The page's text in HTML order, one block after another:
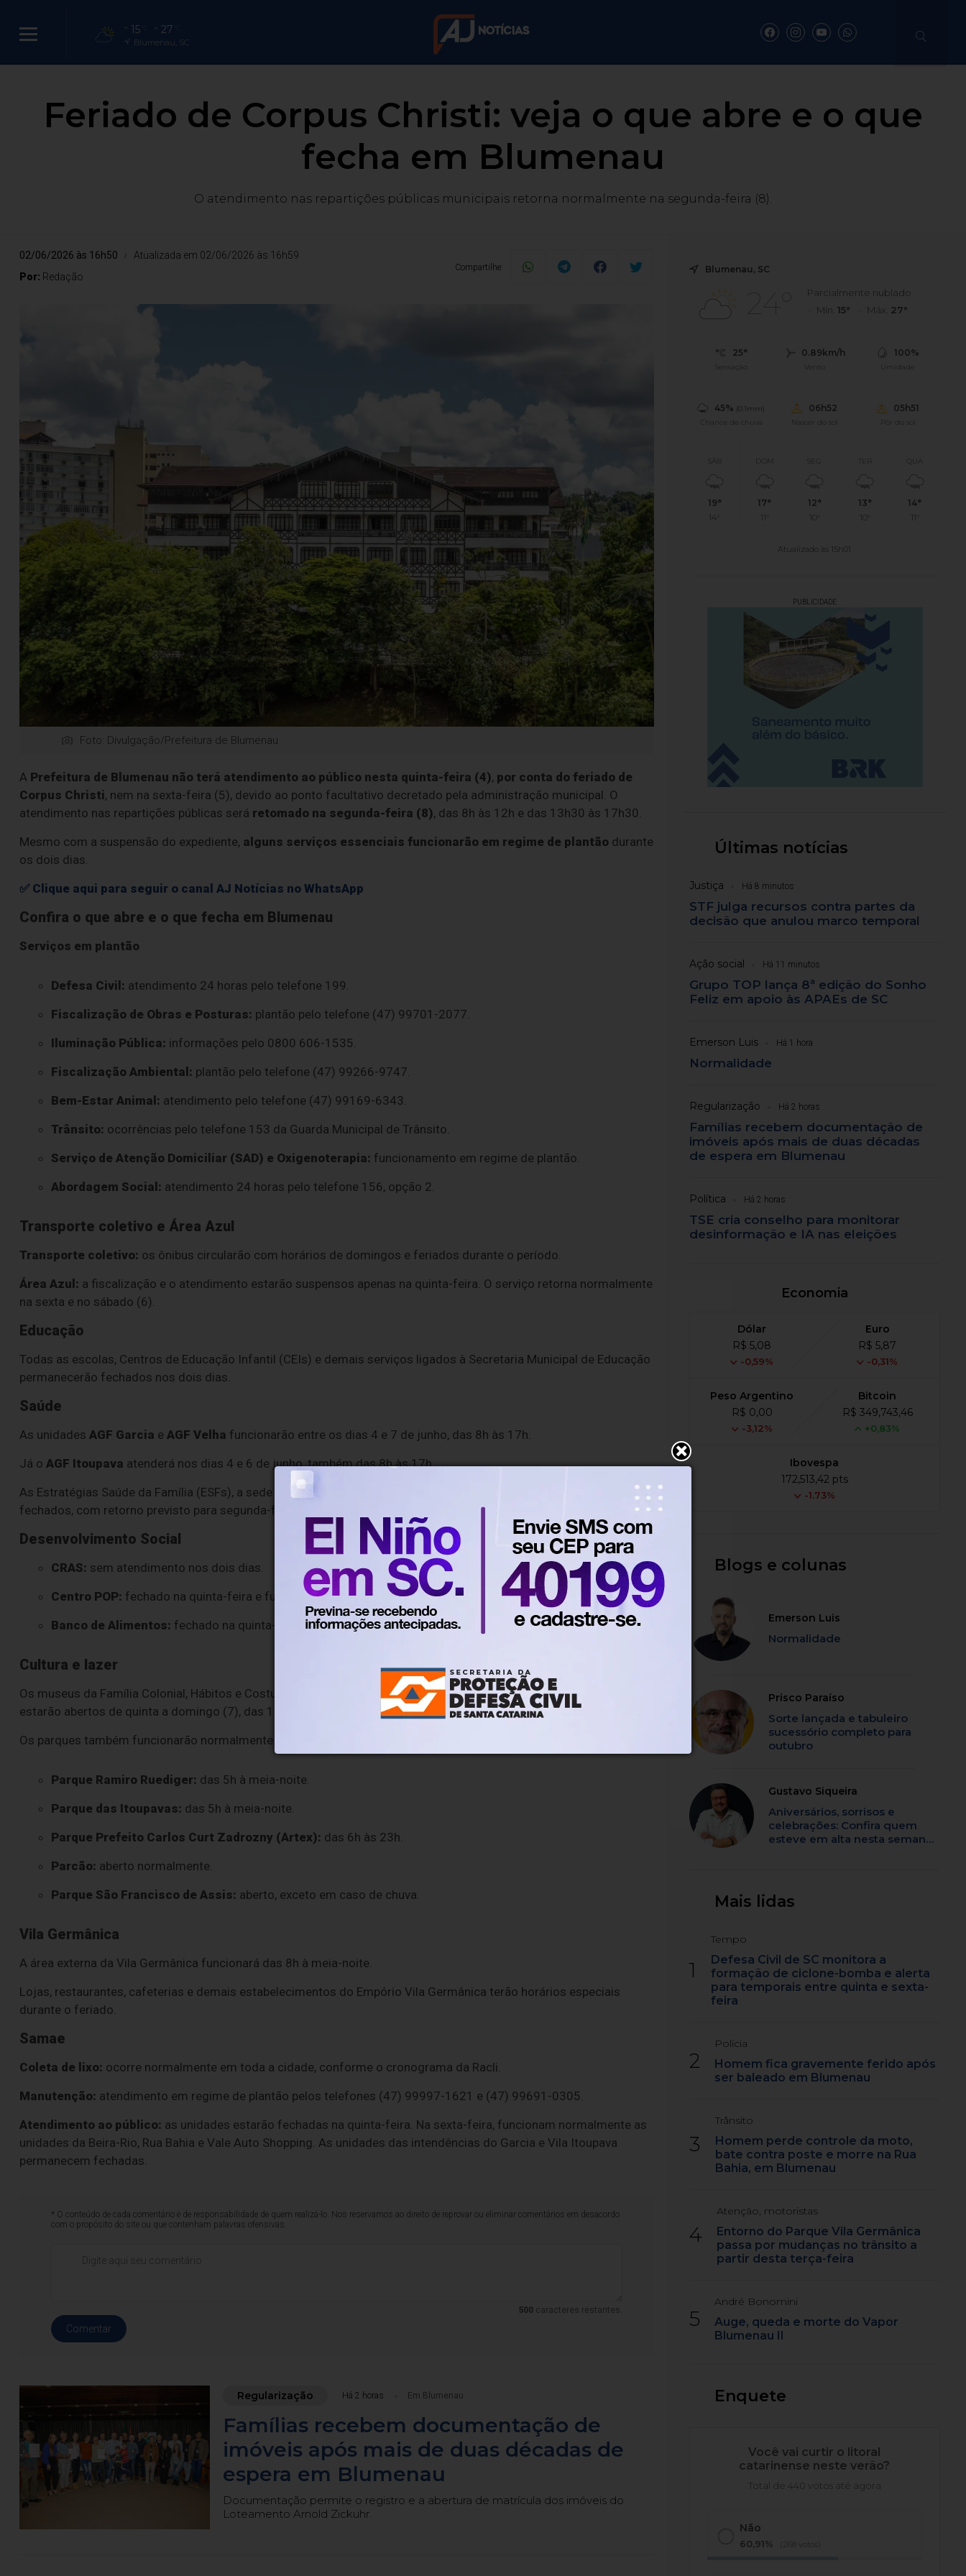
15 27
Blumenau, SC
Feriado de Corpus Christi: veja o que abre e o que
fecha em Blumenau
O atendimento nas repartições públicas municipais retorna normalmente na segunda-feira (8).
02/06/2026 às 16h50
Atualizada em 02/06/2026 às 16h59
Por: Redação
Compartilhe:
Foto: Divulgação/Prefeitura de Blumenau
A Prefeitura de Blumenau não terá atendimento ao público nesta quinta-feira (4), por conta do feriado de
Corpus Christi, nem na sexta-feira (5), devido ao ponto facultativo decretado pela administração municipal. O
atendimento nas repartições públicas será retomado na segunda-feira (8), das 8h às 12h e das 13h30 às 17h30.
Mesmo com a suspensão do expediente, alguns serviços essenciais funcionarão em regime de plantão durante
os dois dias.
✅ Clique aqui para seguir o canal AJ Notícias no WhatsApp
Confira o que abre e o que fecha em Blumenau
Serviços em plantão
Defesa Civil: atendimento 24 horas pelo telefone 199.
Fiscalização de Obras e Posturas: plantão pelo telefone (47) 99701-2077.
Iluminação Pública: informações pelo 0800 606-1535.
Fiscalização Ambiental: plantão pelo telefone (47) 99266-9747.
Bem-Estar Animal: atendimento pelo telefone (47) 99169-6343.
Trânsito: ocorrências pelo telefone 153 da Guarda Municipal de Trânsito.
Serviço de Atenção Domiciliar (SAD) e Oxigenoterapia: funcionamento em regime de plantão.
Abordagem Social: atendimento 24 horas pelo telefone 156, opção 2.
Transporte coletivo e Área Azul
Transporte coletivo: os ônibus circularão com horários de domingos e feriados durante o período.
Área Azul: a fiscalização e o atendimento estarão suspensos apenas na quinta-feira. O serviço retorna normalmente
na sexta e no sábado (6).
Educação
Todas as escolas, Centros de Educação Infantil (CEIs) e demais serviços ligados à Secretaria Municipal de Educação
permanecerão fechados nos dois dias.
Saúde
As unidades AGF Garcia e AGF Velha funcionarão entre os dias 4 e 7 de junho, das 8h às 17h.
Já o AGF Itoupava atenderá nos dias 4 e 6 de junho, também das 8h às 17h.
As Estratégias Saúde da Família (ESFs), a sede da Secretaria de Saúde e os demais serviços especializados estarão
fechados, com retorno previsto para segunda-feira.
Desenvolvimento Social
CRAS: sem atendimento nos dois dias.
Centro POP: fechado na quinta-feira e funcionamento normal na sexta-feira, das 7h às 18h.
Banco de Alimentos: fechado na quinta-feira; atendimento normal na sexta-feira e sábado até às 12h.
Cultura e lazer
Os museus da Família Colonial, Hábitos e Costumes, Museu de Arte de Blumenau (MAB) e o Mausoléu Dr. Blumenau
estarão abertos de quinta a domingo (7), das 10h às 16h.
Os parques também funcionarão normalmente:
Parque Ramiro Ruediger: das 5h à meia-noite.
Parque das Itoupavas: das 5h à meia-noite.
Parque Prefeito Carlos Curt Zadrozny (Artex): das 6h às 23h.
Parcão: aberto normalmente.
Parque São Francisco de Assis: aberto, exceto em caso de chuva.
Vila Germânica
A área externa da Vila Germânica funcionará das 8h à meia-noite.
Lojas, restaurantes, cafeterias e demais estabelecimentos do Empório Vila Germânica terão horários especiais
durante o feriado.
Samae
Coleta de lixo: ocorre normalmente em toda a cidade, conforme o cronograma da Racli.
Manutenção: atendimento em regime de plantão pelos telefones (47) 99997-1621 e (47) 99691-0305.
Atendimento ao público: as unidades estarão fechadas na quinta-feira. Na sexta-feira, funcionam normalmente as
unidades da Beira-Rio, Rua Bahia e Vale Auto Shopping. As unidades das intendências do Garcia e Vila Itoupava
permanecem fechadas.
* O conteúdo de cada comentário é de responsabilidade de quem realizá-lo. Nos reservamos ao direito de reprovar ou eliminar comentários em desacordo
com o propósito do site ou que contenham palavras ofensivas.
500caracteres restantes.
Comentar
Regularização Há 2 horas Em Blumenau
Famílias recebem documentação de
imóveis após mais de duas décadas de
espera em Blumenau
Documentação permite o registro e a abertura de matrícula dos imóveis do
Loteamento Arnold Zickuhr.
Blumenau, SC
24°
Parcialmente nublado
Mín.15° Máx. 27°
25°
Sensação
0.89km/h
Vento
100%
Umidade
45% (0.1mm)
Chance de chuva
06h52
Nascer do sol
05h51
Pôr do sol
SÁB
19°
14°
DOM
17°
11°
12°
10°
TER
13°
10°
QUA
14°
11°
Atualizado às 15h01
PUBLICIDADE
Últimas notícias
Justiça Há 8 minutos
STF julga recursos contra partes da
decisão que anulou marco temporal
Ação social Há 11 minutos
Grupo TOP lança 8ª edição do Sonho
Feliz em apoio às APAEs de SC
Emerson Luis Há 1 hora
Normalidade
Regularização Há 2 horas
Famílias recebem documentação de
imóveis após mais de duas décadas
de espera em Blumenau
Política Há 2 horas
TSE cria conselho para monitorar
desinformação e IA nas eleições
Economia
Dólar
R$ 5,08
-0,59%
Euro
R$ 5,87
-0,31%
Peso Argentino
R$ 0,00
-3,12%
Bitcoin
R$ 349,743,46
+0,83%
Ibovespa
172,513,42 pts
-1.73%
Blogs e colunas
Emerson Luis
Normalidade
Prisco Paraíso
Sorte lançada e tabuleiro
sucessório completo para
outubro
Gustavo Siqueira
Aniversários, sorrisos e
celebrações: Confira quem
esteve em alta nesta semana
Mais lidas
1
Tempo
Defesa Civil de SC monitora a
formação de ciclone-bomba e alerta
para temporais entre quinta e sexta-
feira
2
Polícia
Homem fica gravemente ferido após
ser baleado em Blumenau
3
Trânsito
Homem perde controle da moto,
bate contra poste e morre na Rua
Bahia, em Blumenau
4
Atenção, motoristas
Entorno do Parque Vila Germânica
passa por mudanças no trânsito a
partir desta terça-feira
5
André Bonomini
Auge, queda e morte do Vapor
Blumenau II
Enquete
Você vai curtir o litoral
catarinense neste verão?
Total de 440 votos até agora
Não
60,91% (268 votos)